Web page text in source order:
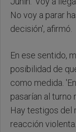
No voy a parar
decisión', afirmó.
En ese sentido,
posibilidad de
como medida.
pasarían al turno
Hay testigos del
reacción